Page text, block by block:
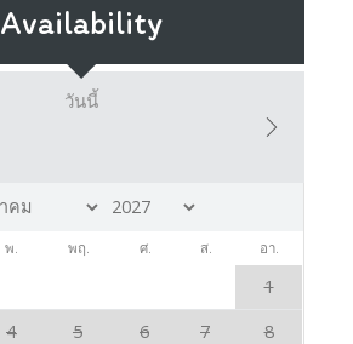
Availability
วันนี้
พ. พฤ. ศ. ส. อา.
1
4 5 6 7
8